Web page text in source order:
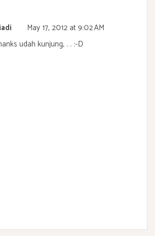
May 17, 2012 at 9:02 AM
udah kunjung, . . :-D